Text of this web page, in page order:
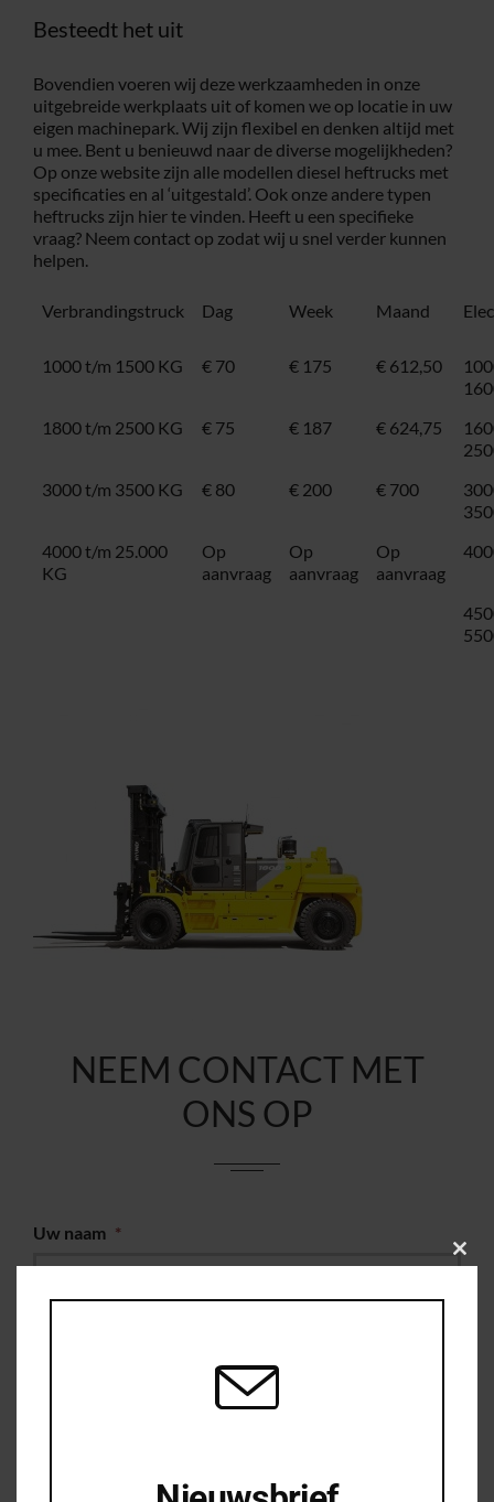
Besteedt het uit
Bovendien voeren wij deze werkzaamheden in onze
uitgebreide werkplaats uit of komen we op locatie in uw
eigen machinepark. Wij zijn flexibel en denken altijd met
u mee. Bent u benieuwd naar de diverse mogelijkheden?
Op onze website zijn alle modellen diesel heftrucks met
specificaties en al ‘uitgestald’. Ook onze andere typen
heftrucks zijn hier te vinden. Heeft u een specifieke
vraag? Neem contact op zodat wij u snel verder kunnen
helpen.
Verbrandingstruck Dag Week Maand
1000 t/m 1500 KG € 70 € 175 € 612,50
1800 t/m 2500 KG
€ 75 € 187 € 624,75
3000 t/m 3500 KG
€ 80 € 200 € 700
4000 t/m 25.000
KG
Op
aanvraag
Op
aanvraag
Op
aanvraag
NEEM CONTACT MET
ONS OP
Uw naam *
Uw telefoonnummer